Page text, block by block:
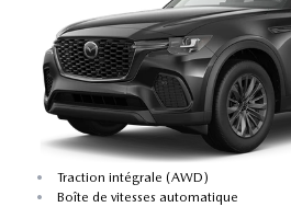
•
Traction intégrale (AWD)
•
Boîte de vitesses automatique